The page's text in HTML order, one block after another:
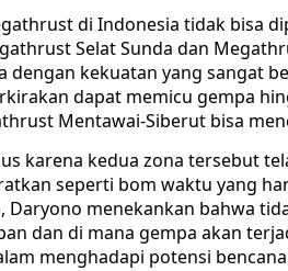
di Indonesia tidak bisa
Selat Sunda dan
kekuatan yang sangat
dapat memicu gempa
Mentawai-Siberut bisa
karena kedua zona tersebut
seperti bom waktu yang
Daryono menekankan bahwa
dan di mana gempa akan
menghadapi potensi